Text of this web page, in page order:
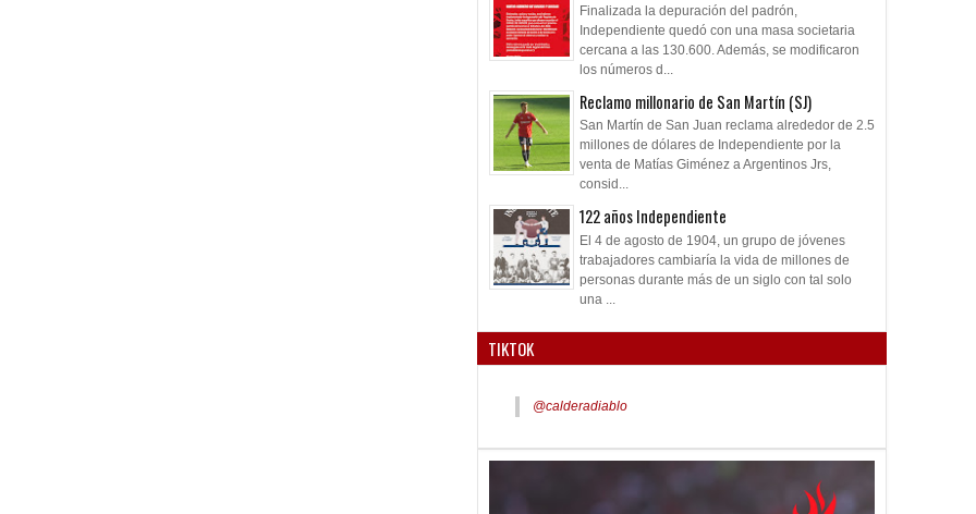
Finalizada la depuración del padrón,
Independiente quedó con una masa societaria
cercana a las 130.600. Además, se modificaron
los números d...
Reclamo millonario de San Martín (SJ)
San Martín de San Juan reclama alrededor de 2.5
millones de dólares de Independiente por la
venta de Matías Giménez a Argentinos Jrs,
consid...
122 años Independiente
El 4 de agosto de 1904, un grupo de jóvenes
trabajadores cambiaría la vida de millones de
personas durante más de un siglo con tal solo
una ...
TIKTOK
@calderadiablo